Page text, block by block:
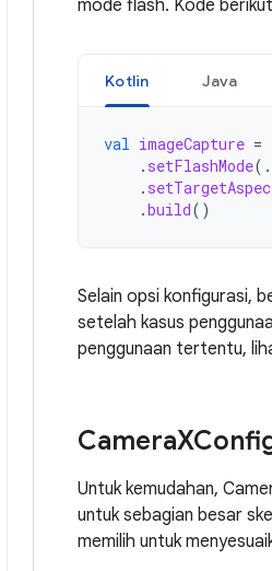
mode flash. Kode
Kotlin Java
val imageCapture =
. setFlashMode
.
.build()
Selain opsi konfigurasi,
setelah kasus
penggunaan tertentu,
Camera
Untuk kemudahan,
untuk sebagian besar
memilih untuk